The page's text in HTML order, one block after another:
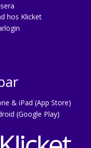
hos Klicket
& iPad (App Store)
(Google Play)